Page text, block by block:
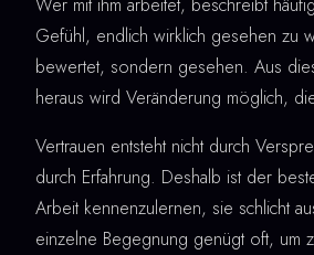
Gefühl, endlich wirklich gesehen zu
bewertet, sondern gesehen. Aus
heraus wird Veränderung möglich,
Vertrauen entsteht nicht durch
durch Erfahrung. Deshalb ist der
Arbeit kennenzulernen, sie schlicht
einzelne Begegnung genügt oft, um